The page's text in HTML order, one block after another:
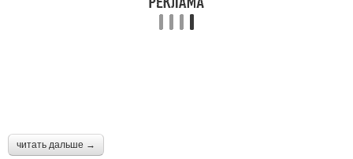
читать дальше →